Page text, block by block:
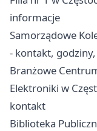
informacje
Samorządowe
- kontakt, godziny,
Branżowe
Elektroniki w
kontakt
Biblioteka